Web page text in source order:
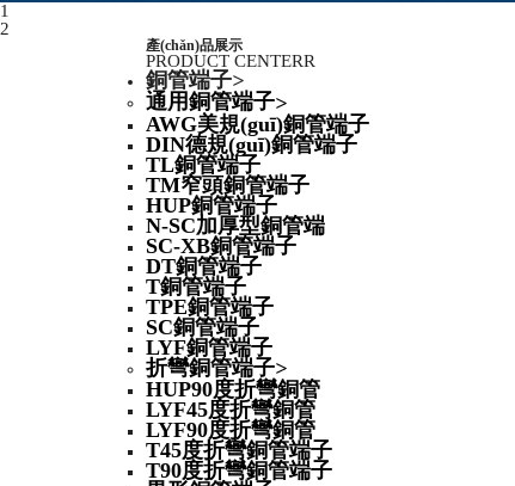
1
2
產(chǎn)品展示
PRODUCT CENTERR
銅管端子>
通用銅管端子>
AWG美規(guī)銅管端子
DIN德規(guī)銅管端子
TL銅管端子
TM窄頭銅管端子
HUP銅管端子
N-SC加厚型銅管端
SC-XB銅管端子
DT銅管端子
T銅管端子
TPE銅管端子
SC銅管端子
LYF銅管端子
折彎銅管端子>
HUP90度折彎銅管
LYF45度折彎銅管
LYF90度折彎銅管
T45度折彎銅管端子
T90度折彎銅管端子